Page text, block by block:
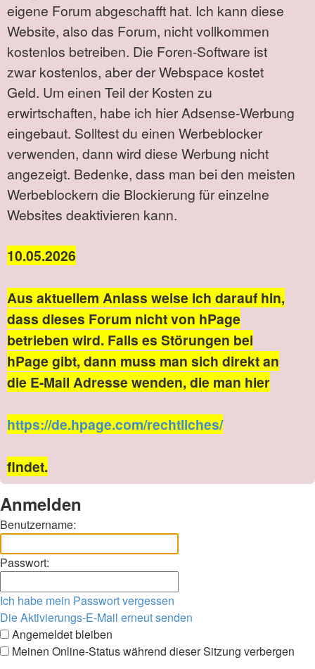
eigene Forum abgeschafft hat. Ich kann diese
Website, also das Forum, nicht vollkommen
kostenlos betreiben. Die Foren-Software ist
zwar kostenlos, aber der Webspace kostet
Geld. Um einen Teil der Kosten zu
erwirtschaften, habe ich hier Adsense-Werbung
eingebaut. Solltest du einen Werbeblocker
verwenden, dann wird diese Werbung nicht
angezeigt. Bedenke, dass man bei den meisten
Werbeblockern die Blockierung für einzelne
Websites deaktivieren kann.
10.05.2026
Aus aktuellem Anlass weise ich darauf hin,
dass dieses Forum nicht von hPage
betrieben wird. Falls es Störungen bei
hPage gibt, dann muss man sich direkt an
die E-Mail Adresse wenden, die man hier
https://de.hpage.com/rechtliches/
findet.
Anmelden
Benutzername:
Passwort:
Ich habe mein Passwort vergessen
Die Aktivierungs-E-Mail erneut senden
Angemeldet bleiben
Meinen Online-Status während dieser Sitzung verbergen